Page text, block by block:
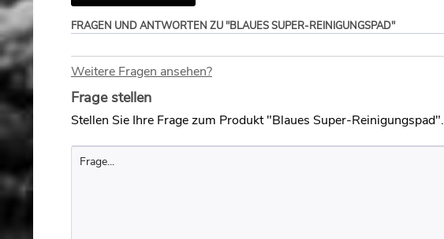
FRAGEN UND ANTWORTEN ZU "BLAUES SUPER-REINIGUNGSPAD"
Weitere Fragen ansehen?
Frage stellen
Stellen Sie Ihre Frage zum Produkt "Blaues Super-Reinigungspad".